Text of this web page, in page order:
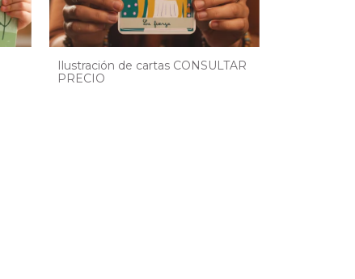
Ilustración de cartas CONSULTAR
PRECIO